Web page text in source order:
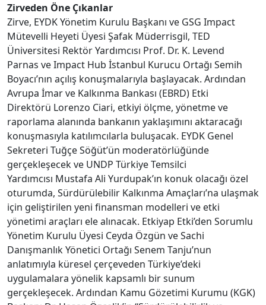
Zirveden Öne Çıkanlar
Zirve, EYDK Yönetim Kurulu Başkanı ve GSG Impact
Mütevelli Heyeti Üyesi Şafak Müderrisgil, TED
Üniversitesi Rektör Yardımcısı Prof. Dr. K. Levend
Parnas ve Impact Hub İstanbul Kurucu Ortağı Semih
Boyacı’nın açılış konuşmalarıyla başlayacak. Ardından
Avrupa İmar ve Kalkınma Bankası (EBRD) Etki
Direktörü Lorenzo Ciari, etkiyi ölçme, yönetme ve
raporlama alanında bankanın yaklaşımını aktaracağı
konuşmasıyla katılımcılarla buluşacak. EYDK Genel
Sekreteri Tuğçe Söğüt’ün moderatörlüğünde
gerçekleşecek ve UNDP Türkiye Temsilci
Yardımcısı Mustafa Ali Yurdupak’ın konuk olacağı özel
oturumda, Sürdürülebilir Kalkınma Amaçları’na ulaşmak
için geliştirilen yeni finansman modelleri ve etki
yönetimi araçları ele alınacak. Etkiyap Etki’den Sorumlu
Yönetim Kurulu Üyesi Ceyda Özgün ve Sachi
Danışmanlık Yönetici Ortağı Senem Tanju’nun
anlatımıyla küresel çerçeveden Türkiye’deki
uygulamalara yönelik kapsamlı bir sunum
gerçekleşecek. Ardından Kamu Gözetimi Kurumu (KGK)